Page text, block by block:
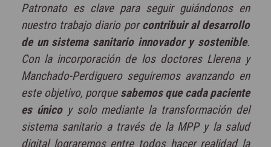
Patronato es clave para seguir guiándonos en
nuestro trabajo diario porcontribuir al desarrollo
de un sistema sanitario innovador y sostenible.
Con la incorporación de los doctores Llerena y
Manchado-Perdiguero seguiremos avanzando en
este objetivo, porque sabemos que cada paciente
es únicoy solo mediante la transformación del
sistema sanitario a través de la MPP y la salud
digital lograremos entre todos hacer realidad la